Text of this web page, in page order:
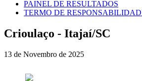
PAINEL DE RESULTADOS
TERMO DE
Crioulaço - Itajaí/SC
13 de Novembro de 2025